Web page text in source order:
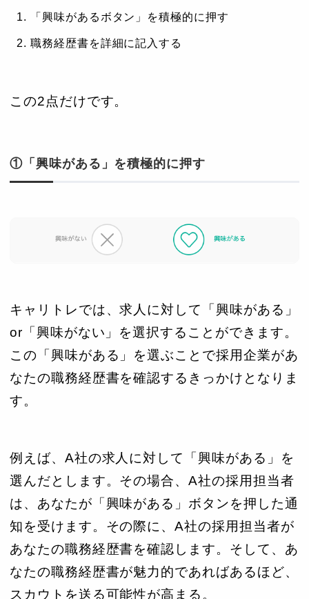
「興味があるボタン」を積極的に押す
職務経歴書を詳細に記入する
この2点だけです。
①「興味がある」を積極的に押す
キャリトレでは、求人に対して「興味がある」
or「興味がない」を選択することができます。
この「興味がある」を選ぶことで採用企業があ
なたの職務経歴書を確認するきっかけとなりま
す。
例えば、A社の求人に対して「興味がある」を
選んだとします。その場合、A社の採用担当者
は、あなたが「興味がある」ボタンを押した通
知を受けます。その際に、A社の採用担当者が
あなたの職務経歴書を確認します。そして、あ
なたの職務経歴書が魅力的であればあるほど、
スカウトを送る可能性が高まる。